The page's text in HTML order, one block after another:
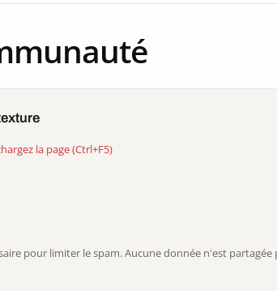
la page (Ctrl+F5)
pour limiter le spam. Aucune donnée n'est